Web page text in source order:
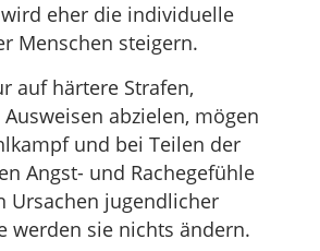
eher die individuelle
Menschen steigern.
auf härtere Strafen,
abzielen, mögen
und bei Teilen der
Angst- und Rachegefühle
Ursachen jugendlicher
werden sie nichts ändern.